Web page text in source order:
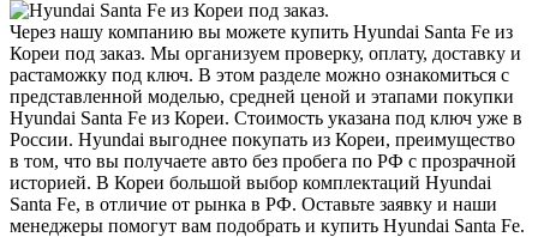
Через нашу компанию вы можете купить Hyundai Santa Fe из
Кореи под заказ. Мы организуем проверку, оплату, доставку и
растаможку под ключ. В этом разделе можно ознакомиться с
представленной моделью, средней ценой и этапами покупки
Hyundai Santa Fe из Кореи. Стоимость указана под ключ уже в
России. Hyundai выгоднее покупать из Кореи, преимущество
в том, что вы получаете авто без пробега по РФ с прозрачной
историей. В Кореи большой выбор комплектаций Hyundai
Santa Fe, в отличие от рынка в РФ. Оставьте заявку и наши
менеджеры помогут вам подобрать и купить Hyundai Santa Fe.